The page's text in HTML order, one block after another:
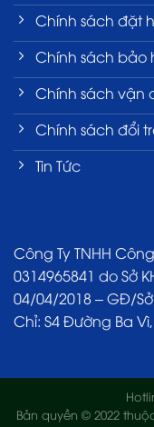
Chính sách đặt
Chính sách bảo
Chính sách vận
Chính sách đổi
Tin Tức
Công Ty TNHH
0314965841 do Sở
04/04/2018 – GĐ/
Chỉ: S4 Đường Ba
Bản quyền © 2022